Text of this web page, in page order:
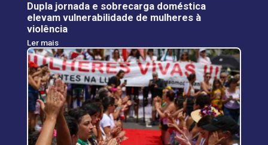
Dupla jornada e sobrecarga doméstica
elevam vulnerabilidade de mulheres à
violência
Ler mais